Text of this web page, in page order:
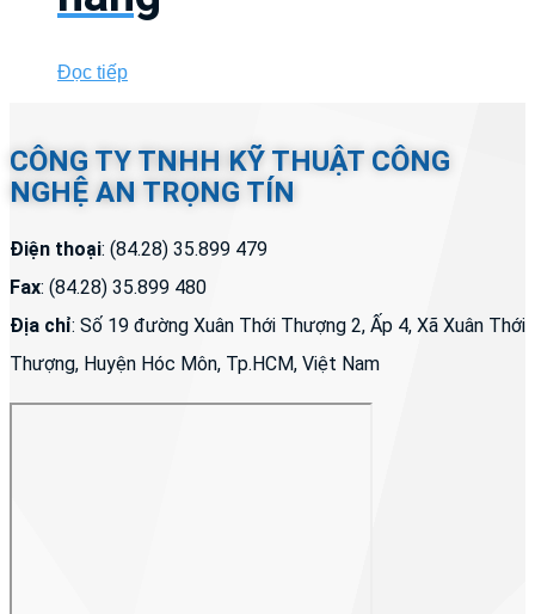
Đọc tiếp
CÔNG TY TNHH KỸ THUẬT CÔNG
NGHỆ AN TRỌNG TÍN
Điện thoại: (84.28) 35.899 479
Fax: (84.28) 35.899 480
Địa chỉ: Số 19 đường Xuân Thới Thượng 2, Ấp 4, Xã Xuân Thới
Thượng, Huyện Hóc Môn, Tp.HCM, Việt Nam